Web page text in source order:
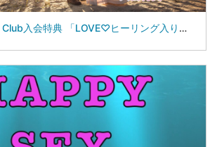
Naomist Healing Club入会特典 「LOVE♡ヒーリング入り動画」(97-07)